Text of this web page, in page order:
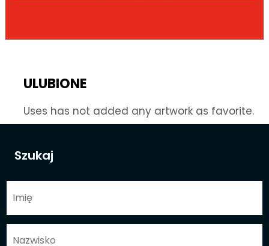
Szukaj
ULUBIONE
Uses has not added any artwork as favorite.